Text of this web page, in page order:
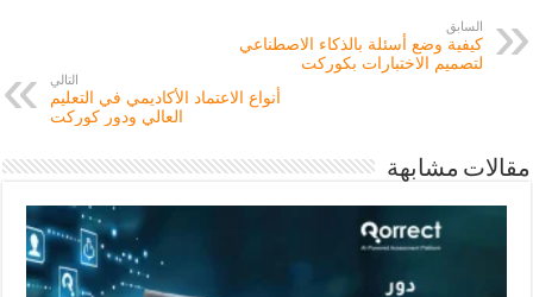
السابق
كيفية وضع أسئلة بالذكاء الاصطناعي
لتصميم الاختبارات بكوركت
التالي
أنواع الاعتماد الأكاديمي في التعليم
العالي ودور كوركت
مقالات مشابهة